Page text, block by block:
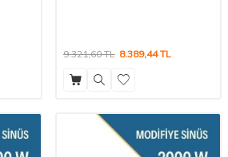
9.321,60TL 8.389,44TL